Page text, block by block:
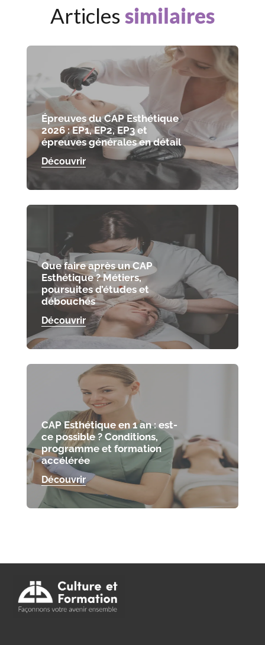
Articlessimilaires
Épreuves du CAP Esthétique
2026 : EP1, EP2, EP3 et
épreuves générales en détail
Découvrir
Que faire après un CAP
Esthétique ? Métiers,
poursuites d’études et
débouchés
Découvrir
CAP Esthétique en 1 an : est-
ce possible ? Conditions,
programme et formation
accélérée
Découvrir